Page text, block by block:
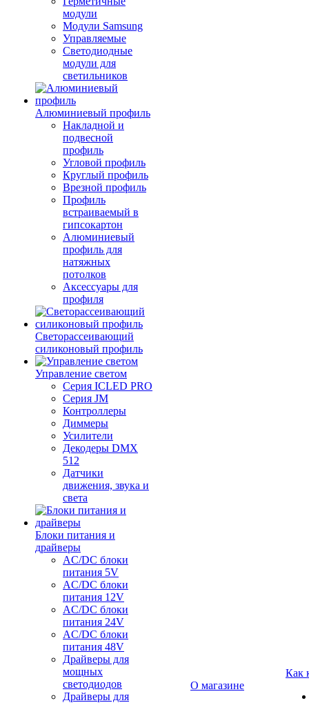
модули
Модули Samsung
Управляемые
Светодиодные
модули для
светильников
Алюминиевый профиль
Накладной и
подвесной
профиль
Угловой профиль
Круглый профиль
Врезной профиль
Профиль
встраиваемый в
гипсокартон
Алюминиевый
профиль для
натяжных
потолков
Аксессуары для
профиля
Светорассеивающий
силиконовый профиль
Управление светом
Серия ICLED PRO
Серия JM
Контроллеры
Диммеры
Усилители
Декодеры DMX
512
Датчики
движения, звука и
света
Блоки питания и
драйверы
AC/DC блоки
питания 5V
AC/DC блоки
питания 12V
AC/DC блоки
питания 24V
AC/DC блоки
питания 48V
Драйверы для
мощных
светодиодов
Драйверы для
О магазине
Как